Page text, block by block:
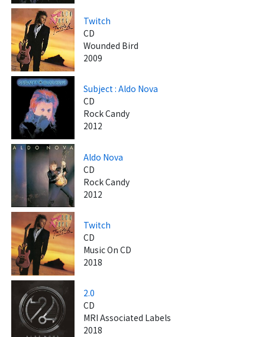
Twitch
CD
Wounded Bird
2009
Subject : Aldo Nova
CD
Rock Candy
2012
Aldo Nova
CD
Rock Candy
2012
Twitch
CD
Music On CD
2018
2.0
CD
MRI Associated Labels
2018